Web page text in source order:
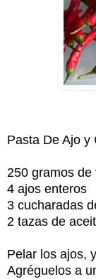
Pasta De Ajo y
250 gramos
4 ajos enteros
3 cucharadas
2 tazas de
Pelar los ajos,
Agréguelos a